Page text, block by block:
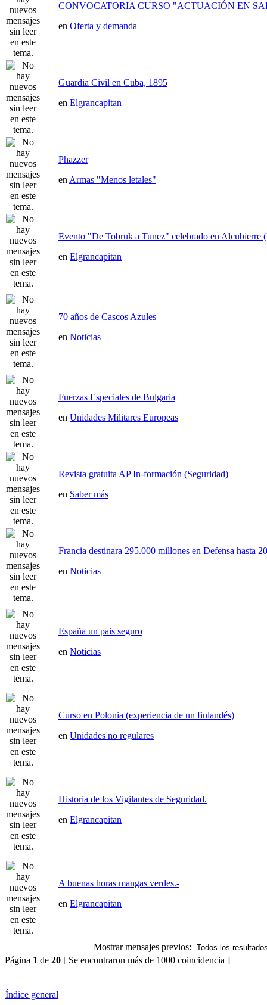
CONVOCATORIA CURSO "ACTUACIÓN EN
en Oferta y demanda
Guardia Civil en Cuba, 1895
en Elgrancapitan
Phazzer
en Armas "Menos letales"
Evento "De Tobruk a Tunez" celebrado en Alcubierre
en Elgrancapitan
70 años de Cascos Azules
en Noticias
Fuerzas Especiales de Bulgaria
en Unidades Militares Europeas
Revista gratuita AP In-formación (Seguridad)
en Saber más
Francia destinara 295.000 millones en Defensa hasta
en Noticias
España un pais seguro
en Noticias
Curso en Polonia (experiencia de un finlandés)
en Unidades no regulares
Historia de los Vigilantes de Seguridad.
en Elgrancapitan
A buenas horas mangas verdes.-
en Elgrancapitan
Mostrar mensajes previos:
Página 1 de 20 [ Se encontraron más de 1000 coincidencia ]
Índice general